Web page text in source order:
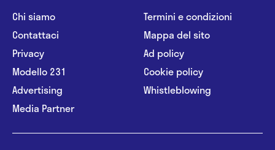
Chi siamo
Contattaci
Privacy
Modello 231
Advertising
Media Partner
Termini e condizioni
Mappa del sito
Ad policy
Cookie policy
Whistleblowing